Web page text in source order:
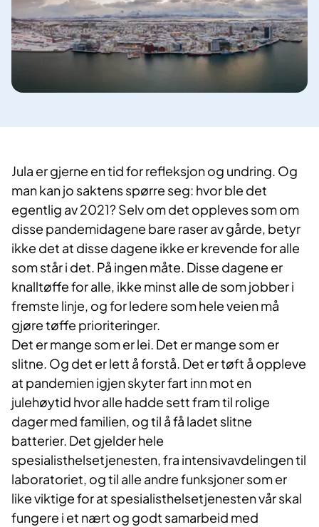
​Jula er gjerne en tid for refleksjon og undring. Og
man kan jo saktens spørre seg: hvor ble det
egentlig av 2021? Selv om det oppleves som om
disse pandemidagene bare raser av gårde, betyr
ikke det at disse dagene ikke er krevende for alle
som står i det. På ingen måte. Disse dagene er
knalltøffe for alle, ikke minst alle de som jobber i
fremste linje, og for ledere som hele veien må
gjøre tøffe prioriteringer.
Det er mange som er lei. Det er mange som er
slitne. Og det er lett å forstå. Det er tøft å oppleve
at pandemien igjen skyter fart inn mot en
julehøytid hvor alle hadde sett fram til rolige
dager med familien, og til å få ladet slitne
batterier. Det gjelder hele
spesialisthelsetjenesten, fra intensivavdelingen til
laboratoriet, og til alle andre funksjoner som er
like viktige for at spesialisthelsetjenesten vår skal
fungere i et nært og godt samarbeid med